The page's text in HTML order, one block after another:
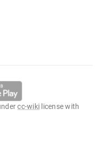
cc-wiki license with